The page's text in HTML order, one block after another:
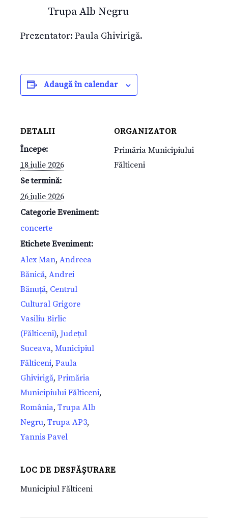
Trupa Alb Negru
Prezentator: Paula Ghivirigă.
Adaugă în calendar
DETALII
Începe:
18 iulie 2026
Se termină:
26 iulie 2026
Categorie Eveniment:
concerte
Etichete Eveniment:
Alex Man, Andreea
Bănică, Andrei
Bănuță, Centrul
Cultural Grigore
Vasiliu Birlic
(Fălticeni), Județul
Suceava, Municipiul
Fălticeni, Paula
Ghivirigă, Primăria
Municipiului Fălticeni,
România, Trupa Alb
Negru, Trupa AP3,
Yannis Pavel
ORGANIZATOR
Primăria Municipiului
Fălticeni
LOC DE DESFĂȘURARE
Municipiul Fălticeni